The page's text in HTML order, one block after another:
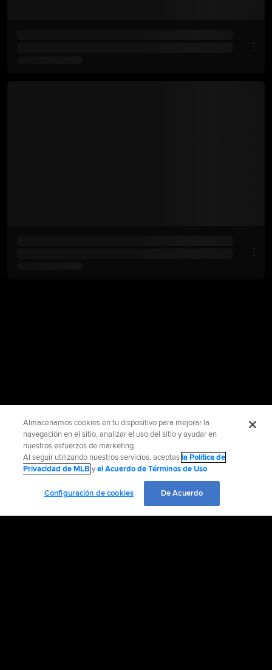
Almacenamos cookies en tu dispositivo para mejorar la
navegación en el sitio, analizar el uso del sitio y ayudar en
nuestros esfuerzos de marketing.
Al seguir utilizando nuestros servicios, aceptasla Política de
Privacidad de MLB yel Acuerdo de Términos de Uso.
Configuración de cookies De Acuerdo